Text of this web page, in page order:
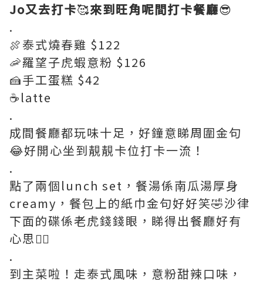
Jo又去打卡🥰來到旺角呢間打卡餐廳😎
.
🍖泰式燒春雞 $122
🦐羅望子虎蝦意粉 $126
🍰手工蛋糕 $42
☕️latte
.
成間餐廳都玩味十足，好鐘意睇周圍金句
😂好開心坐到靚靚卡位打卡一流！
.
點了兩個lunch set，餐湯係南瓜湯厚身
creamy，餐包上的紙巾金句好好笑🤣沙律
下面的碟係老虎錢錢眼，睇得出餐廳好有
心思👍🏻
.
到主菜啦！走泰式風味，意粉甜辣口味，